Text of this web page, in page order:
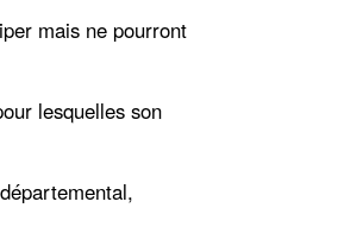
mais ne pourront
lesquelles son